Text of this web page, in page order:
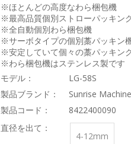
※ほとんどの高度なわら梱包機
※最高品質個別ストローパッキン
※全自動個別わら梱包機
※サーボタイプの個別藁パッキン
※安定していて個々の藁パッキン
※わら梱包機はステンレス製です
モデル：
LG-58S
製品ブランド：
Sunrise
製品コード：
8422400090
直径を出て：
4-12mm